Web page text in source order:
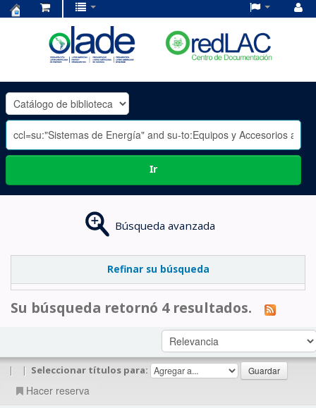
OLADE
-
Ir
Búsqueda avanzada
Refinar su búsqueda
Su búsqueda retornó 4 resultados.
| | Seleccionar títulos para:
Hacer reserva